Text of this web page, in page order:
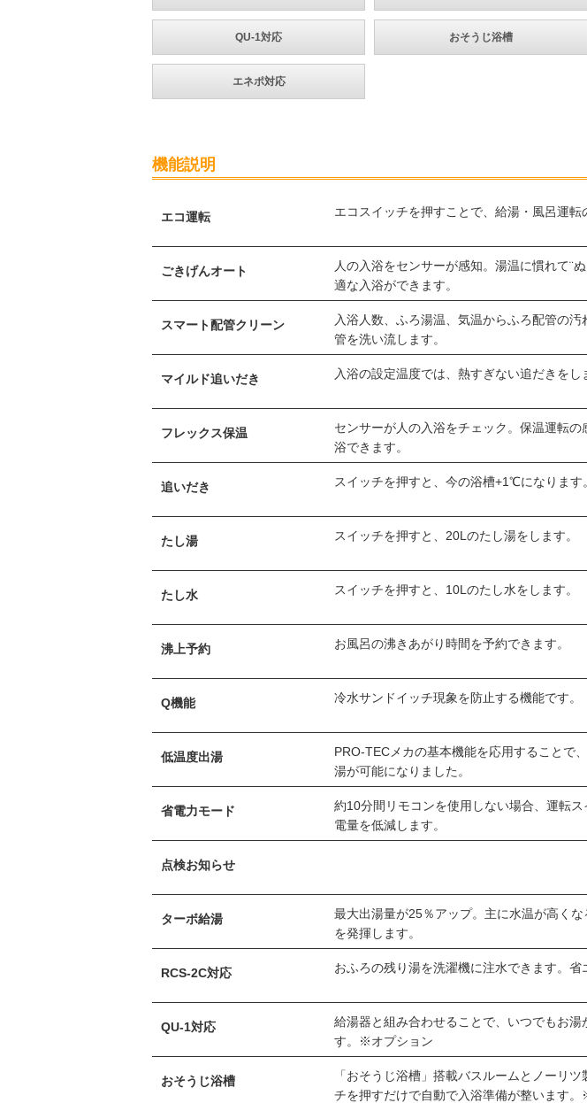
QU-1対応 おそうじ浴槽
エネポ対応
機能説明
エコ運転 エコスイッチを押すことで、給湯・風呂運転
ごきげんオート
人の入浴をセンサーが感知。湯温に慣れて¨
適な入浴ができます。
スマート配管クリーン
入浴人数、ふろ湯温、気温からふろ配管の
管を洗い流します。
マイルド追いだき 入浴の設定温度では、熱すぎない追だきをし
フレックス保温
センサーが人の入浴をチェック。保温運転
浴できます。
追いだき スイッチを押すと、今の浴槽+1℃になります
たし湯 スイッチを押すと、20Lのたし湯をします。
たし水 スイッチを押すと、10Lのたし水をします。
沸上予約 お風呂の沸きあがり時間を予約できます。
Q機能 冷水サンドイッチ現象を防止する機能です。
低温度出湯
PRO-TECメカの基本機能を応用することで
湯が可能になりました。
省電力モード
約10分間リモコンを使用しない場合、運転
電量を低減します。
点検お知らせ
ターボ給湯
最大出湯量が25％アップ。主に水温が高く
を発揮します。
RCS-2C対応 おふろの残り湯を洗濯機に注水できます。省
QU-1対応
給湯器と組み合わせることで、いつでもお
す。※オプション
おそうじ浴槽
「おそうじ浴槽」搭載バスルームとノーリ
チを押すだけで自動で入浴準備が整います